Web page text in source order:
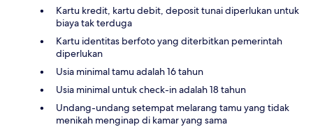
Kartu kredit, kartu debit, deposit tunai diperlukan untuk
biaya tak terduga
Kartu identitas berfoto yang diterbitkan pemerintah
diperlukan
Usia minimal tamu adalah 16 tahun
Usia minimal untuk check-in adalah 18 tahun
Undang-undang setempat melarang tamu yang tidak
menikah menginap di kamar yang sama